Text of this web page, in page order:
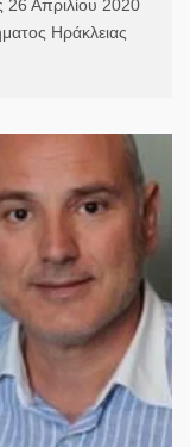
26 Απριλίου 2020
Ηράκλειας